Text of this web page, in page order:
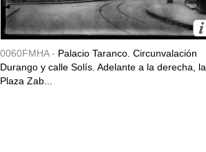
0060FMHA - Palacio Taranco. Circunvalación
Durango y calle Solís. Adelante a la derecha, la
Plaza Zab...